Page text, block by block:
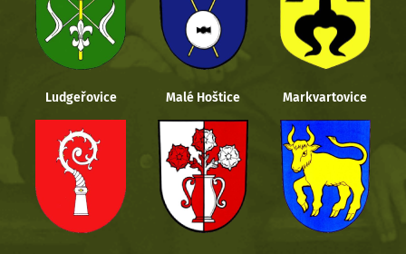
Ludgeřovice Malé Hoštice Markvartovice